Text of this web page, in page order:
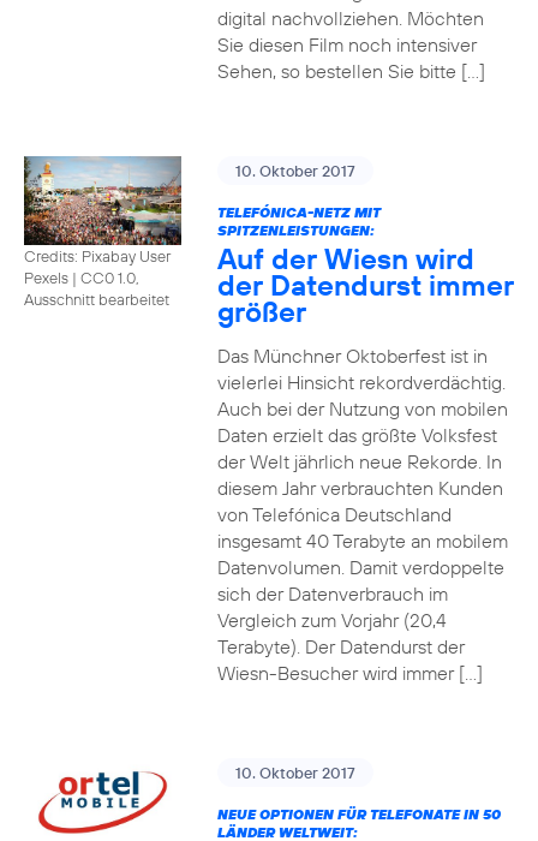
digital nachvollziehen. Möchten
Sie diesen Film noch intensiver
Sehen, so bestellen Sie bitte […]
Credits: Pixabay User
Pexels | CC0 1.0,
Ausschnitt bearbeitet
10. Oktober 2017
TELEFÓNICA-NETZ MIT
SPITZENLEISTUNGEN:
Auf der Wiesn wird
der Datendurst immer
größer
Das Münchner Oktoberfest ist in
vielerlei Hinsicht rekordverdächtig.
Auch bei der Nutzung von mobilen
Daten erzielt das größte Volksfest
der Welt jährlich neue Rekorde. In
diesem Jahr verbrauchten Kunden
von Telefónica Deutschland
insgesamt 40 Terabyte an mobilem
Datenvolumen. Damit verdoppelte
sich der Datenverbrauch im
Vergleich zum Vorjahr (20,4
Terabyte). Der Datendurst der
Wiesn-Besucher wird immer […]
10. Oktober 2017
NEUE OPTIONEN FÜR TELEFONATE IN 50
LÄNDER WELTWEIT: